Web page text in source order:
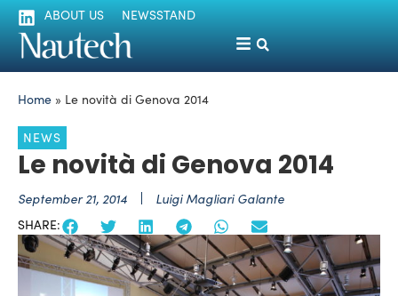
ABOUT US NEWSSTAND
Home » Le novità di Genova 2014
NEWS
Le novità di Genova 2014
September 21, 2014 Luigi Magliari Galante
SHARE: